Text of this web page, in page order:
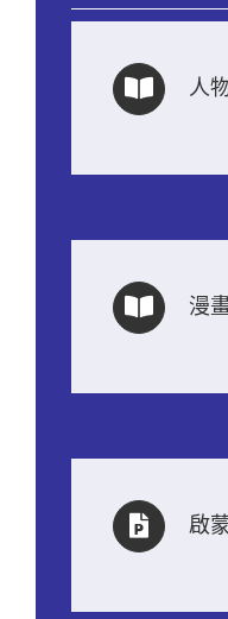
人
漫
啟